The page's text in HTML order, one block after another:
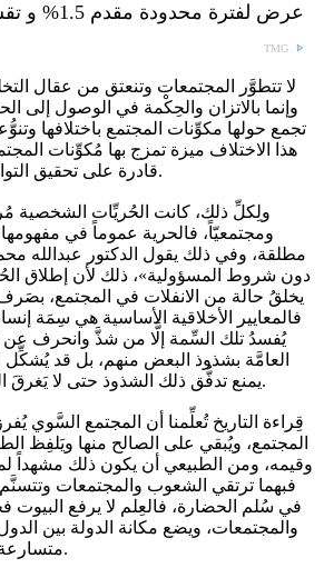
عرض لفترة محدودة مقدم 1.5% و تقسيط علي 15 سنة
TMG
لا تتطوَّر المجتمعات وتنعتق من عقال
وإنما بالاتزان والحِكْمة في الوصول إلى
تجمع حولها مكوِّنات المجتمع باختلافها
هذا الاختلاف ميزة تمزج بها مُكوِّنات
قادرة على تحقيق التوازن والتناسق المجتمعي.
ولِكلِّ ذلك، كانت الحُريِّات الشخصية
ومجتمعيّاً، فالحرية عموماً في
مطلقة، وفي ذلك يقول الدكتور عبدالله
دون شروط المسؤولية»، ذلك لأن إطلاق
يخلقُ حالة من الانفلات في المجتمع، بصَرف
فالمعايير الأخلاقية الأساسية هي سِمَة
يُفسدُ تلك السِّمة إلَّا من شذَّ وانحرف عن
العامَّة بشذوذ البعض منهم، بل قد يُشكِّل
يمنع تدفُّق ذلك الشذوذ حتى لا يَغرقَ المجتمع بأسره في وَحْله.
قِراءة التاريخ تُعلِّمنا أن المجتمع السَّوي
المجتمع، ويُبقي على الصالح منها ويَلفِظ
وقيمه، ومن الطبيعي أن يكون ذلك مشهداً
فبهما ترتقي الشعوب والمجتمعات
في سُلم الحضارة، فالعِلم لا يرفع
والمجتمعات، ويضع مكانة الدولة بين
متسارعة لم يشهد مثلها من قبل.